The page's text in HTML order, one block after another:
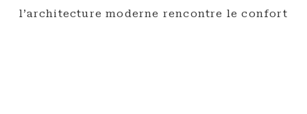
l’architecture moderne rencontre le confort